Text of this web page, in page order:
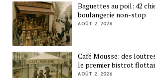
Baguettes au poil: 42
boulangerie non-stop
AOÛT 2, 2026
Café Mousse: des
le premier bistrot
AOÛT 2, 2026